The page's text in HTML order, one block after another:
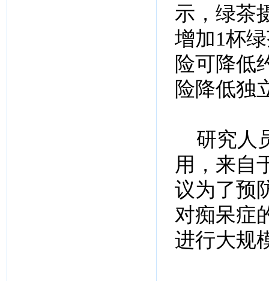
示，绿茶
增加1杯
险可降低
险降低独
研究人
用，来自
议为了预
对痴呆症
进行大规